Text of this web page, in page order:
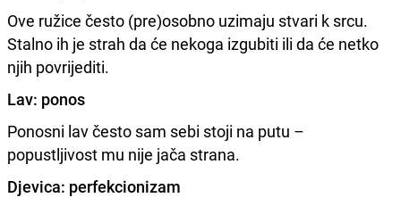
Ove ružice često (pre)osobno uzimaju stvari k srcu.
Stalno ih je strah da će nekoga izgubiti ili da će netko
njih povrijediti.
Lav: ponos
Ponosni lav često sam sebi stoji na putu –
popustljivost mu nije jača strana.
Djevica: perfekcionizam